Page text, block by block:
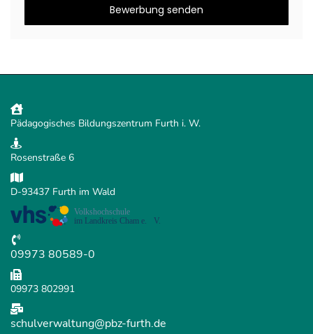
Bewerbung senden
Pädagogisches Bildungszentrum Furth i. W.
Rosenstraße 6
D-93437 Furth im Wald
09973 80589-0
09973 802991
schulverwaltung@pbz-furth.de